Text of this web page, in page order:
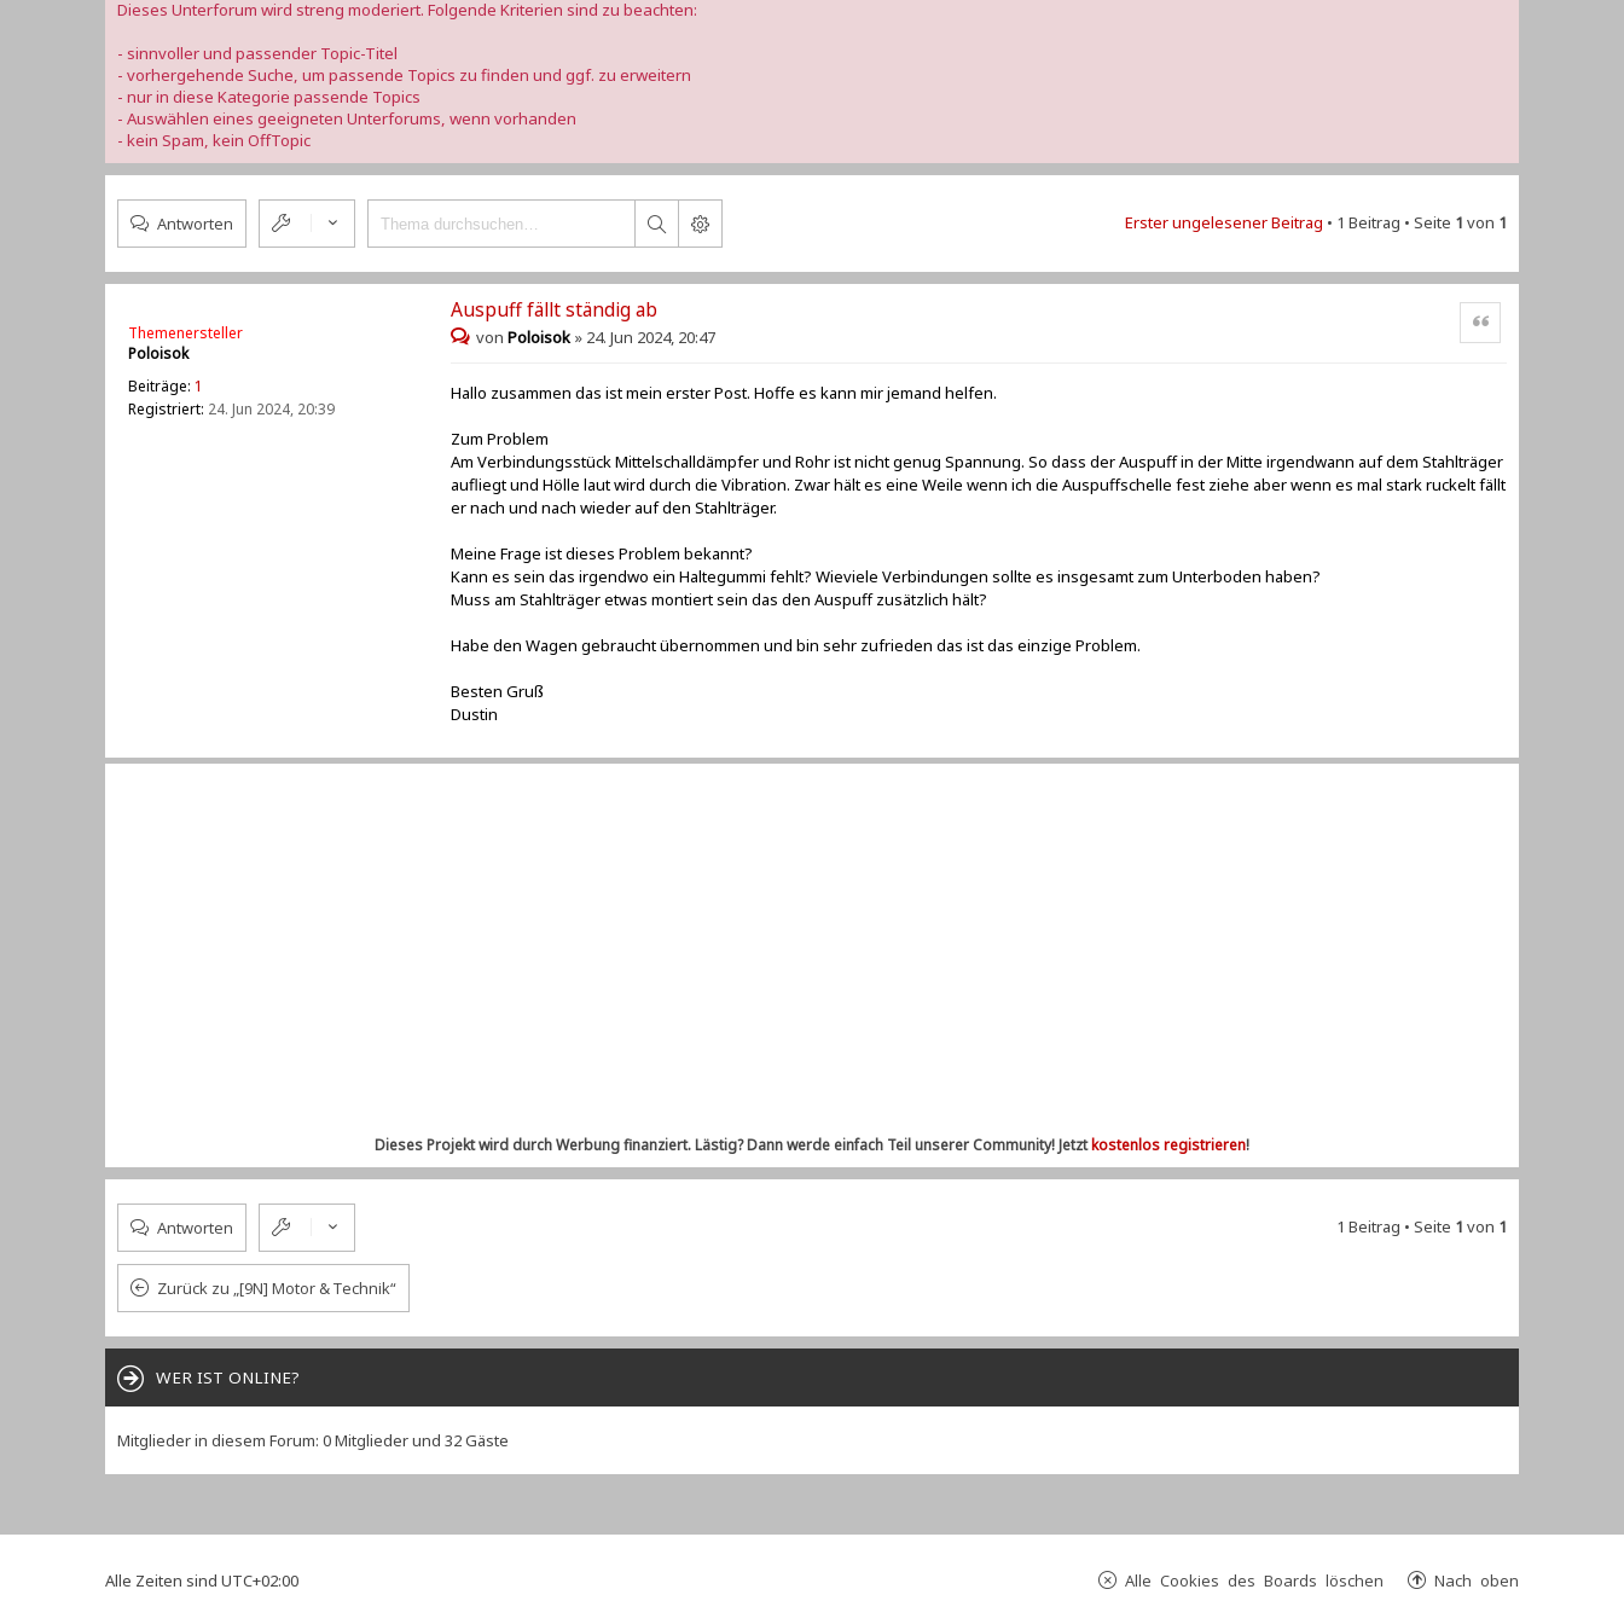
Dieses Unterforum wird streng moderiert. Folgende Kriterien sind zu beachten:
- sinnvoller und passender Topic-Titel
- vorhergehende Suche, um passende Topics zu finden und ggf. zu erweitern
- nur in diese Kategorie passende Topics
- Auswählen eines geeigneten Unterforums, wenn vorhanden
- kein Spam, kein OffTopic
Antworten Erster ungelesener Beitrag • 1 Beitrag • Seite 1 von 1
Themenersteller
Poloisok
Beiträge: 1
Registriert: 24. Jun 2024, 20:39
Auspuff fällt ständig ab Zitat
von Poloisok» 24. Jun 2024, 20:47
Hallo zusammen das ist mein erster Post. Hoffe es kann mir jemand helfen.
Zum Problem
Am Verbindungsstück Mittelschalldämpfer und Rohr ist nicht genug Spannung. So dass der Auspuff in der Mitte irgendwann auf dem Stahlträger
aufliegt und Hölle laut wird durch die Vibration. Zwar hält es eine Weile wenn ich die Auspuffschelle fest ziehe aber wenn es mal stark ruckelt fällt
er nach und nach wieder auf den Stahlträger.
Meine Frage ist dieses Problem bekannt?
Kann es sein das irgendwo ein Haltegummi fehlt? Wieviele Verbindungen sollte es insgesamt zum Unterboden haben?
Muss am Stahlträger etwas montiert sein das den Auspuff zusätzlich hält?
Habe den Wagen gebraucht übernommen und bin sehr zufrieden das ist das einzige Problem.
Besten Gruß
Dustin
Dieses Projekt wird durch Werbung finanziert. Lästig? Dann werde einfach Teil unserer Community! Jetztkostenlos registrieren!
Antworten 1 Beitrag • Seite 1 von 1
Zurück zu „[9N] Motor & Technik“
WER IST ONLINE?
Mitglieder in diesem Forum: 0 Mitglieder und 32 Gäste
Alle Zeiten sind UTC+02:00 Nach oben
Alle Cookies des Boards löschen